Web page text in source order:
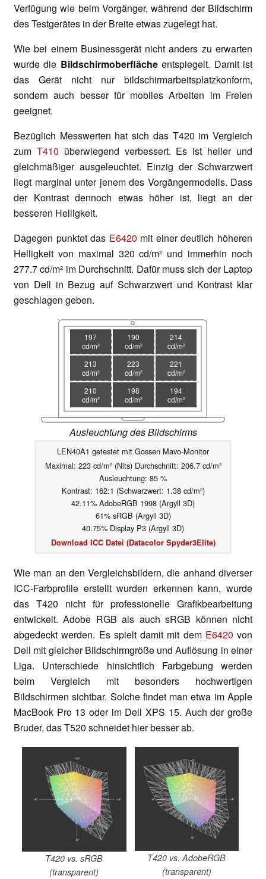
Verfügung wie beim Vorgänger, während der Bildschirm
des Testgerätes in der Breite etwas zugelegt hat.
Wie bei einem Businessgerät nicht anders zu erwarten
wurde die Bildschirmoberflächeentspiegelt. Damit ist
das Gerät nicht nur bildschirmarbeitsplatzkonform,
sondern auch besser für mobiles Arbeiten im Freien
geeignet.
Bezüglich Messwerten hat sich das T420 im Vergleich
zum T410 überwiegend verbessert. Es ist heller und
gleichmäßiger ausgeleuchtet. Einzig der Schwarzwert
liegt marginal unter jenem des Vorgängermodells. Dass
der Kontrast dennoch etwas höher ist, liegt an der
besseren Helligkeit.
Dagegen punktet das E6420 mit einer deutlich höheren
Helligkeit von maximal 320 cd/m² und immerhin noch
277.7 cd/m² im Durchschnitt. Dafür muss sich der Laptop
von Dell in Bezug auf Schwarzwert und Kontrast klar
geschlagen geben.
197
cd/m²
190
cd/m²
214
cd/m²
213
cd/m²
223
cd/m²
221
cd/m²
210
cd/m²
198
cd/m²
194
cd/m²
Ausleuchtung des Bildschirms
LEN40A1 getestet mit Gossen Mavo-Monitor
Maximal: 223 cd/m² (Nits) Durchschnitt: 206.7 cd/m²
Ausleuchtung: 85 %
Kontrast: 162:1 (Schwarzwert: 1.38 cd/m²)
42.11% AdobeRGB 1998 (Argyll 3D)
61% sRGB (Argyll 3D)
40.75% Display P3 (Argyll 3D)
Download ICC Datei (Datacolor Spyder3Elite)
Wie man an den Vergleichsbildern, die anhand diverser
ICC-Farbprofile erstellt wurden erkennen kann, wurde
das T420 nicht für professionelle Grafikbearbeitung
entwickelt. Adobe RGB als auch sRGB können nicht
abgedeckt werden. Es spielt damit mit dem E6420 von
Dell mit gleicher Bildschirmgröße und Auflösung in einer
Liga. Unterschiede hinsichtlich Farbgebung werden
beim Vergleich mit besonders hochwertigen
Bildschirmen sichtbar. Solche findet man etwa im Apple
MacBook Pro 13 oder im Dell XPS 15. Auch der große
Bruder, das T520 schneidet hier besser ab.
T420 vs. sRGB
(transparent)
T420 vs. AdobeRGB
(transparent)